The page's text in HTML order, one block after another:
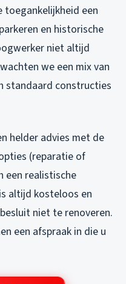
toegankelijkheid een
en historische
niet altijd
we een mix van
standaard constructies
helder advies met de
(reparatie of
een realistische
altijd kosteloos en
niet te renoveren.
een afspraak in die u